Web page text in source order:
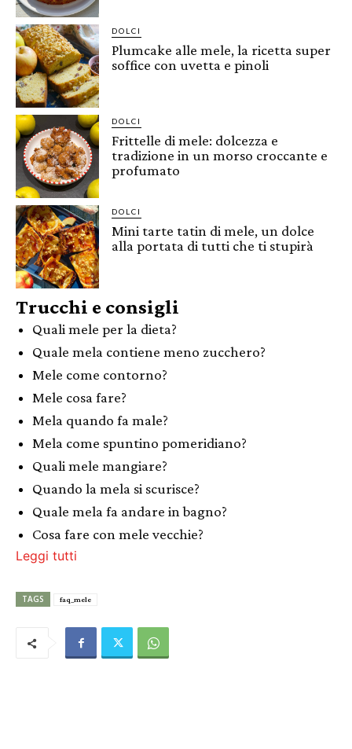
DOLCI
Plumcake alle mele, la ricetta super
soffice con uvetta e pinoli
DOLCI
Frittelle di mele: dolcezza e
tradizione in un morso croccante e
profumato
DOLCI
Mini tarte tatin di mele, un dolce
alla portata di tutti che ti stupirà
Trucchi e consigli
Quali mele per la dieta?
Quale mela contiene meno zucchero?
Mele come contorno?
Mele cosa fare?
Mela quando fa male?
Mela come spuntino pomeridiano?
Quali mele mangiare?
Quando la mela si scurisce?
Quale mela fa andare in bagno?
Cosa fare con mele vecchie?
Leggi tutti
TAGS faq_mele